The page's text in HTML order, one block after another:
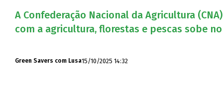
A Confederação Nacional da Agricultura
com a agricultura, florestas e pescas sobe
Green Savers com Lusa15/10/2025 14:32